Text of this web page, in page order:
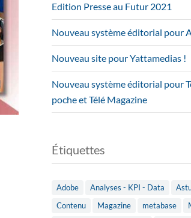
Edition Presse au Futur 2021
Nouveau système éditorial pour
Nouveau site pour Yattamedias !
Nouveau système éditorial pour
poche et Télé Magazine
Étiquettes
Adobe Analyses - KPI - Data
Contenu
Magazine metabase